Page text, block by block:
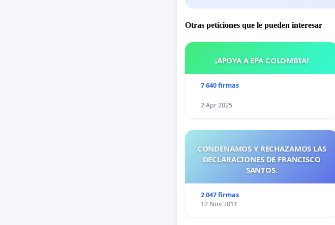
Otras peticiones que le pueden interesar
¡APOYA A EPA COLOMBIA!
7 640 firmas
2 Apr 2025
CONDENAMOS Y RECHAZAMOS LAS
DECLARACIONES DE FRANCISCO
SANTOS.
2 047 firmas
12 Nov 2011